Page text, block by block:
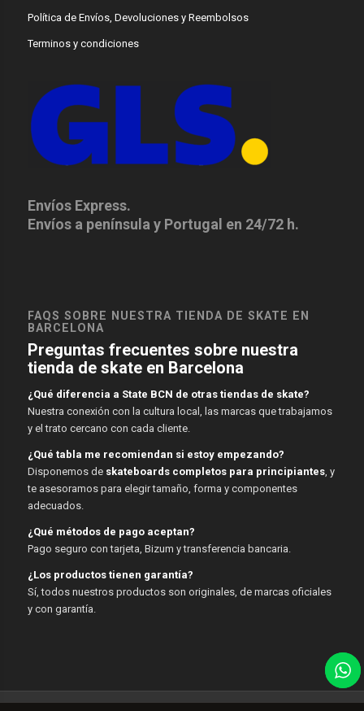
Política de Envíos, Devoluciones y Reembolsos
Terminos y condiciones
Envíos Express.
Envíos a península y Portugal en 24/72 h.
FAQS SOBRE NUESTRA TIENDA DE SKATE EN
BARCELONA
Preguntas frecuentes sobre nuestra
tienda de skate en Barcelona
¿Qué diferencia a State BCN de otras tiendas de skate?
Nuestra conexión con la cultura local, las marcas que trabajamos
y el trato cercano con cada cliente.
¿Qué tabla me recomiendan si estoy empezando?
Disponemos de skateboards completos para principiantes, y
te asesoramos para elegir tamaño, forma y componentes
adecuados.
¿Qué métodos de pago aceptan?
Pago seguro con tarjeta, Bizum y transferencia bancaria.
¿Los productos tienen garantía?
Sí, todos nuestros productos son originales, de marcas oficiales
y con garantía.